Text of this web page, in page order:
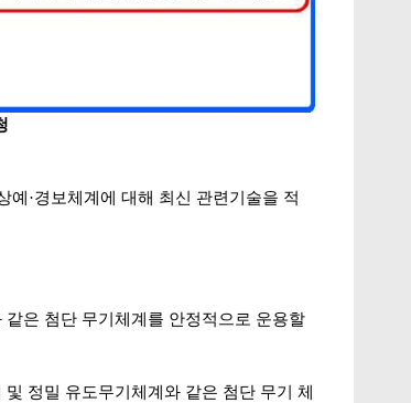
·경보체계에 대해 최신 관련기술을 적
은 첨단 무기체계를 안정적으로 운용할
정밀 유도무기체계와 같은 첨단 무기 체